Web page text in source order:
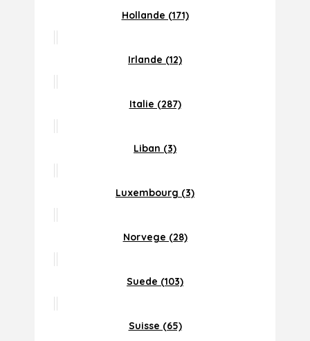
Hollande (171)
Irlande (12)
Italie (287)
Liban (3)
Luxembourg (3)
Norvege (28)
Suede (103)
Suisse (65)